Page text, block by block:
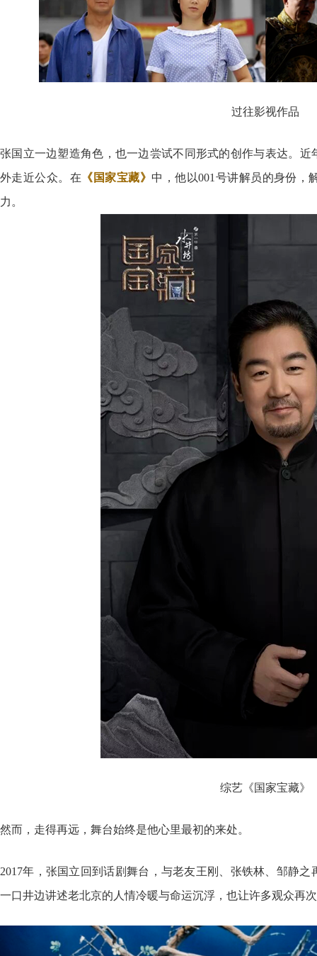
过往影视作品
张国立一边塑造角色，也一边尝试不同形式的创作与表达。
外走近公众。在 《国家宝藏》 中，他以001号讲解员的身份，
力。
综艺《国家宝藏》
然而，走得再远，舞台始终是他心里最初的来处。
2017年，张国立回到话剧舞台，与老友王刚、张铁林、邹静之
一口井边讲述老北京的人情冷暖与命运沉浮，也让许多观众再